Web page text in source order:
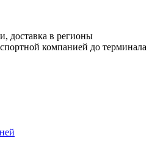
доставка в регионы
компанией до терминала